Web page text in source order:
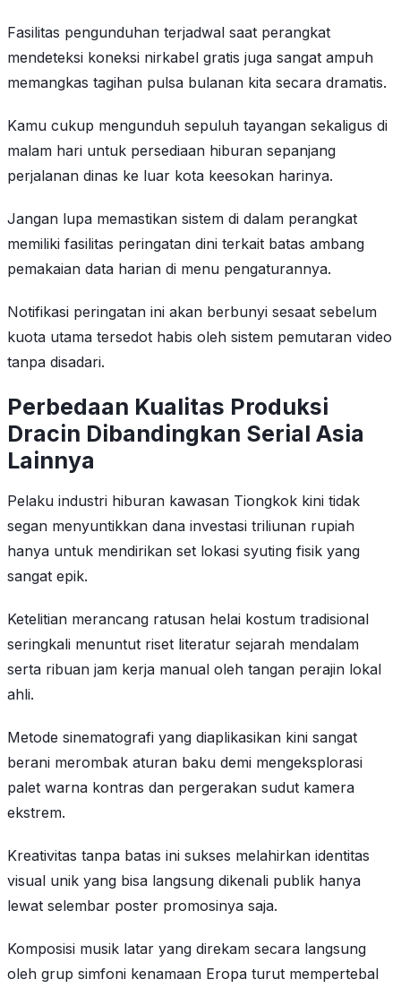
Fasilitas pengunduhan terjadwal saat perangkat
mendeteksi koneksi nirkabel gratis juga sangat ampuh
memangkas tagihan pulsa bulanan kita secara dramatis.
Kamu cukup mengunduh sepuluh tayangan sekaligus di
malam hari untuk persediaan hiburan sepanjang
perjalanan dinas ke luar kota keesokan harinya.
Jangan lupa memastikan sistem di dalam perangkat
memiliki fasilitas peringatan dini terkait batas ambang
pemakaian data harian di menu pengaturannya.
Notifikasi peringatan ini akan berbunyi sesaat sebelum
kuota utama tersedot habis oleh sistem pemutaran video
tanpa disadari.
Perbedaan Kualitas Produksi
Dracin Dibandingkan Serial Asia
Lainnya
Pelaku industri hiburan kawasan Tiongkok kini tidak
segan menyuntikkan dana investasi triliunan rupiah
hanya untuk mendirikan set lokasi syuting fisik yang
sangat epik.
Ketelitian merancang ratusan helai kostum tradisional
seringkali menuntut riset literatur sejarah mendalam
serta ribuan jam kerja manual oleh tangan perajin lokal
ahli.
Metode sinematografi yang diaplikasikan kini sangat
berani merombak aturan baku demi mengeksplorasi
palet warna kontras dan pergerakan sudut kamera
ekstrem.
Kreativitas tanpa batas ini sukses melahirkan identitas
visual unik yang bisa langsung dikenali publik hanya
lewat selembar poster promosinya saja.
Komposisi musik latar yang direkam secara langsung
oleh grup simfoni kenamaan Eropa turut mempertebal